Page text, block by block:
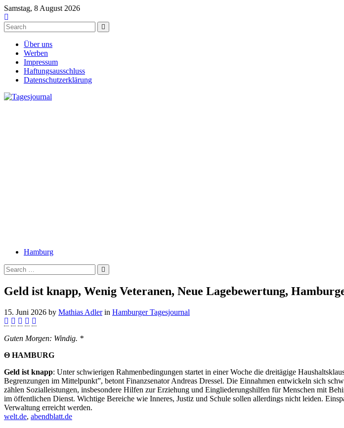
Samstag, 8 August 2026
Über uns
Werben
Impressum
Haftungsausschluss
Datenschutzerklärung
Hamburg
Geld ist knapp, Wenig Veteranen, Neue Lagebewertung,
15. Juni 2026 by Mathias Adler in Hamburger Tagesjournal
Guten Morgen: Windig. *
Θ HAMBURG
Geld ist knapp: Unter schwierigen Rahmenbedingungen startet in einer Woche die dreitägige
Begrenzungen im Mittelpunkt”, betont Finanzsenator Andreas Dressel. Die Einnahmen entwickeln sich
zählen Sozialleistungen, insbesondere Hilfen zur Erziehung und Eingliederungshilfen für Menschen mit
im öffentlichen Dienst. Wichtige Bereiche wie Inneres, Justiz und Schule sollen allerdings nicht leiden.
Verwaltung erreicht werden.
welt.de, abendblatt.de